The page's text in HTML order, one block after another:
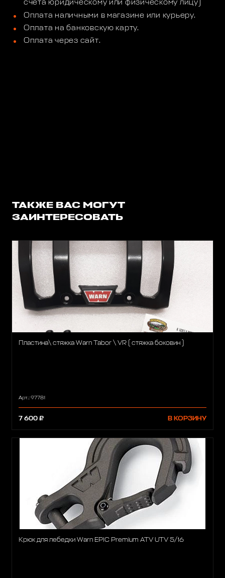
счета юридическому или физическому лицу)
Оплата наличными в магазине или курьеру.
Оплата на банковскую карту.
Оплата через сайт.
ТАКЖЕ ВАС МОГУТ
ЗАИНТЕРЕСОВАТЬ
Пластина\ стяжка Warn Tabor \ VR ( стяжка боковин )
Арт.: 97781
7 600 ₽ В КОРЗИНУ
Крюк для лебедки Warn EPIC Premium ATV UTV 5/16